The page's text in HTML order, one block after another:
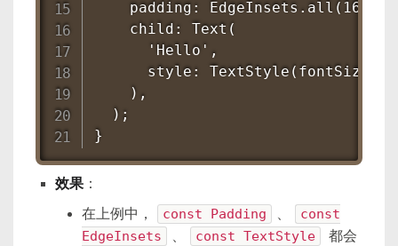
    padding: EdgeInsets.all(16),
    child: Text(
      'Hello',
style: TextStyle(fontSize:
    ),
  );
}
效果 ：
在上例中， const Padding
const
EdgeInsets
const TextStyle
都会